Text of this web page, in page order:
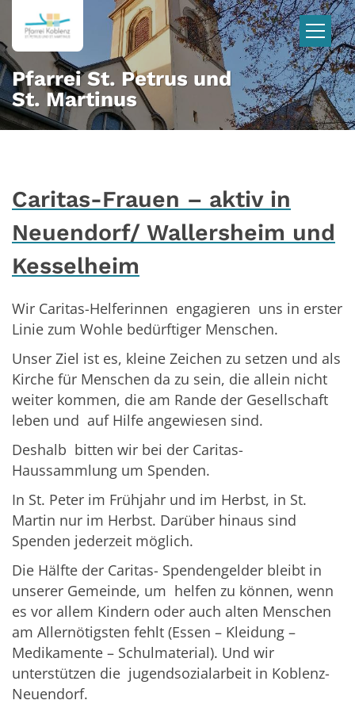
Zum Inhalt springen
Pfarrei St. Petrus und
St. Martinus
Caritas-Frauen – aktiv in
Neuendorf/ Wallersheim und
Kesselheim
Wir Caritas-Helferinnen engagieren uns in erster
Linie zum Wohle bedürftiger Menschen.
Unser Ziel ist es, kleine Zeichen zu setzen und als
Kirche für Menschen da zu sein, die allein nicht
weiter kommen, die am Rande der Gesellschaft
leben und auf Hilfe angewiesen sind.
Deshalb bitten wir bei der Caritas-
Haussammlung um Spenden.
In St. Peter im Frühjahr und im Herbst, in St.
Martin nur im Herbst. Darüber hinaus sind
Spenden jederzeit möglich.
Die Hälfte der Caritas- Spendengelder bleibt in
unserer Gemeinde, um helfen zu können, wenn
es vor allem Kindern oder auch alten Menschen
am Allernötigsten fehlt (Essen – Kleidung –
Medikamente – Schulmaterial). Und wir
unterstützen die jugendsozialarbeit in Koblenz-
Neuendorf.